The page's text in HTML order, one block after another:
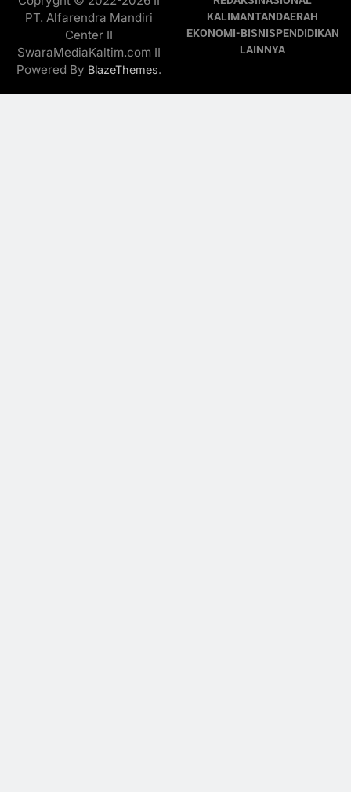
PT. Alfarendra Mandiri
Center II
SwaraMediaKaltim.com II
Powered By BlazeThemes.
KALIMANTANDAERAH
EKONOMI-BISNISPENDIDIKAN
LAINNYA